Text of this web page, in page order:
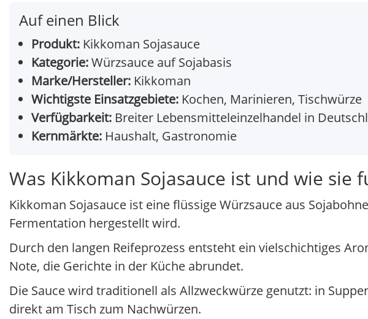
Auf einen Blick
Produkt: Kikkoman Sojasauce
Kategorie:Würzsauce auf Sojabasis
Marke/Hersteller: Kikkoman
Wichtigste Einsatzgebiete: Kochen, Marinieren, Tischwürze
Verfügbarkeit: Breiter Lebensmitteleinzelhandel in
Kernmärkte: Haushalt, Gastronomie
Was Kikkoman Sojasauce ist und wie sie
Kikkoman Sojasauce ist eine flüssige Würzsauce aus
Fermentation hergestellt wird.
Durch den langen Reifeprozess entsteht ein vielschichtiges
Note, die Gerichte in der Küche abrundet.
Die Sauce wird traditionell als Allzweckwürze genutzt: in
direkt am Tisch zum Nachwürzen.